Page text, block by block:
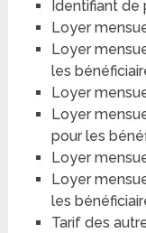
Identifiant de
Loyer
Loyer
les
Loyer
Loyer
pour les
Loyer
Loyer
les
Tarif des